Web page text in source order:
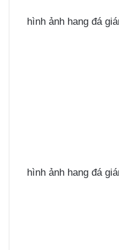
hình ảnh hang đá
hình ảnh hang đá